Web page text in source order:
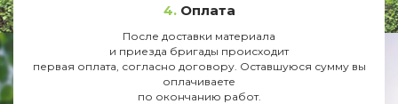
4. Оплата
После доставки материала
и приезда бригады происходит
первая оплата, согласно договору. Оставшуюся сумму вы
оплачиваете
по окончанию работ.